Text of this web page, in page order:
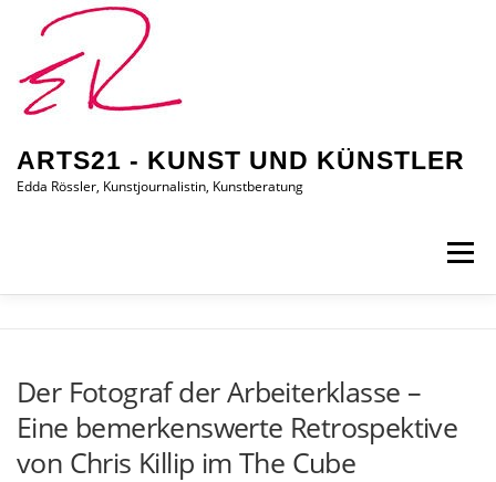
ARTS21 - KUNST UND KÜNSTLER
Edda Rössler, Kunstjournalistin, Kunstberatung
Menü
AUSSTELLUNGEN/BILDER EDDA KAUFT EIN
Der Fotograf der Arbeiterklasse –
Eine bemerkenswerte Retrospektive
von Chris Killip im The Cube